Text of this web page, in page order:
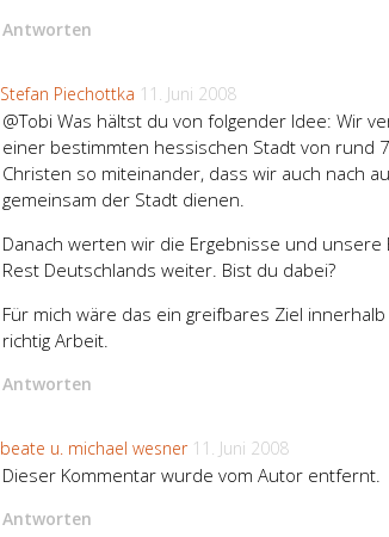
Antworten
Stefan Piechottka 11. Juni 2008
@Tobi Was hältst du von folgender Idee: Wir
einer bestimmten hessischen Stadt von rund
Christen so miteinander, dass wir auch nach
gemeinsam der Stadt dienen.
Danach werten wir die Ergebnisse und
Rest Deutschlands weiter. Bist du dabei?
Für mich wäre das ein greifbares Ziel
richtig Arbeit.
Antworten
beate u. michael wesner 11. Juni 2008
Dieser Kommentar wurde vom Autor entfernt.
Antworten